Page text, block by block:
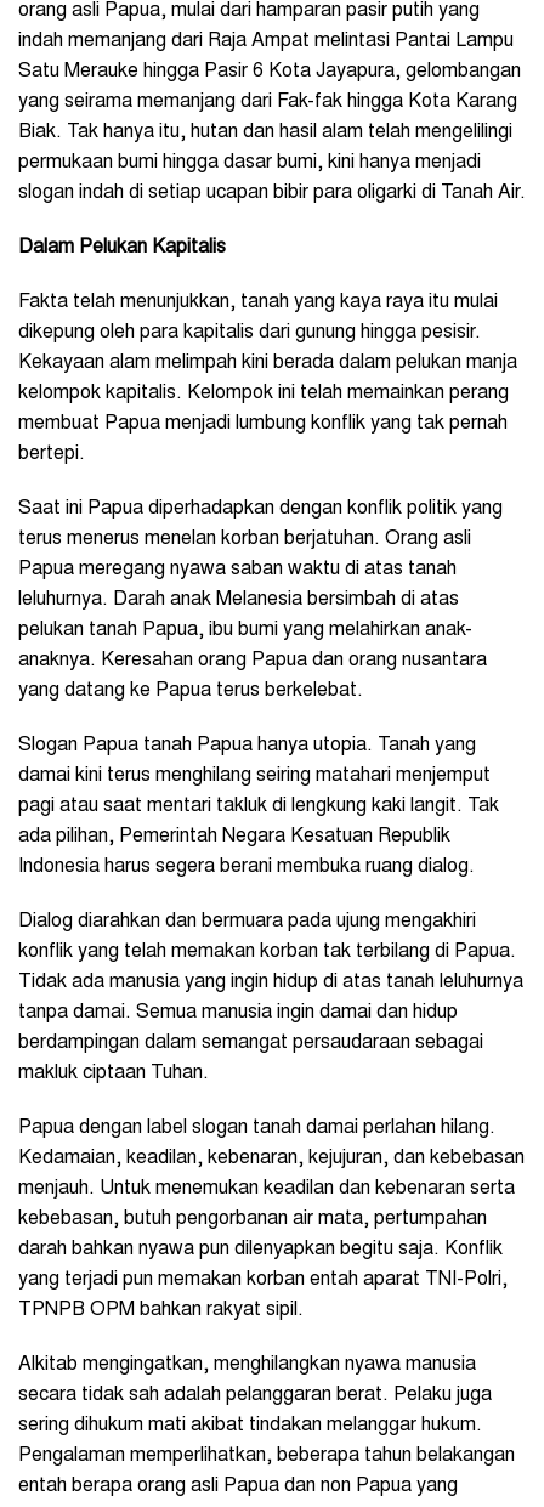
orang asli Papua, mulai dari hamparan pasir putih yang
indah memanjang dari Raja Ampat melintasi Pantai Lampu
Satu Merauke hingga Pasir 6 Kota Jayapura, gelombangan
yang seirama memanjang dari Fak-fak hingga Kota Karang
Biak. Tak hanya itu, hutan dan hasil alam telah mengelilingi
permukaan bumi hingga dasar bumi, kini hanya menjadi
slogan indah di setiap ucapan bibir para oligarki di Tanah Air.
Dalam Pelukan Kapitalis
Fakta telah menunjukkan, tanah yang kaya raya itu mulai
dikepung oleh para kapitalis dari gunung hingga pesisir.
Kekayaan alam melimpah kini berada dalam pelukan manja
kelompok kapitalis. Kelompok ini telah memainkan perang
membuat Papua menjadi lumbung konflik yang tak pernah
bertepi.
Saat ini Papua diperhadapkan dengan konflik politik yang
terus menerus menelan korban berjatuhan. Orang asli
Papua meregang nyawa saban waktu di atas tanah
leluhurnya. Darah anak Melanesia bersimbah di atas
pelukan tanah Papua, ibu bumi yang melahirkan anak-
anaknya. Keresahan orang Papua dan orang nusantara
yang datang ke Papua terus berkelebat.
Slogan Papua tanah Papua hanya utopia. Tanah yang
damai kini terus menghilang seiring matahari menjemput
pagi atau saat mentari takluk di lengkung kaki langit. Tak
ada pilihan, Pemerintah Negara Kesatuan Republik
Indonesia harus segera berani membuka ruang dialog.
Dialog diarahkan dan bermuara pada ujung mengakhiri
konflik yang telah memakan korban tak terbilang di Papua.
Tidak ada manusia yang ingin hidup di atas tanah leluhurnya
tanpa damai. Semua manusia ingin damai dan hidup
berdampingan dalam semangat persaudaraan sebagai
makluk ciptaan Tuhan.
Papua dengan label slogan tanah damai perlahan hilang.
Kedamaian, keadilan, kebenaran, kejujuran, dan kebebasan
menjauh. Untuk menemukan keadilan dan kebenaran serta
kebebasan, butuh pengorbanan air mata, pertumpahan
darah bahkan nyawa pun dilenyapkan begitu saja. Konflik
yang terjadi pun memakan korban entah aparat TNI-Polri,
TPNPB OPM bahkan rakyat sipil.
Alkitab mengingatkan, menghilangkan nyawa manusia
secara tidak sah adalah pelanggaran berat. Pelaku juga
sering dihukum mati akibat tindakan melanggar hukum.
Pengalaman memperlihatkan, beberapa tahun belakangan
entah berapa orang asli Papua dan non Papua yang